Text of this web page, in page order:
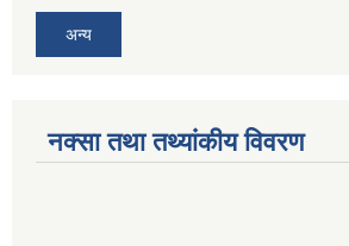
अन्य
नक्सा तथा तथ्यांकीय विवरण